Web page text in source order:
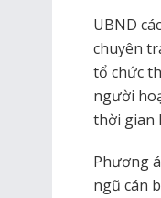
UBND
chuyên
tổ chức
người
thời gian
Phương
ngũ cán